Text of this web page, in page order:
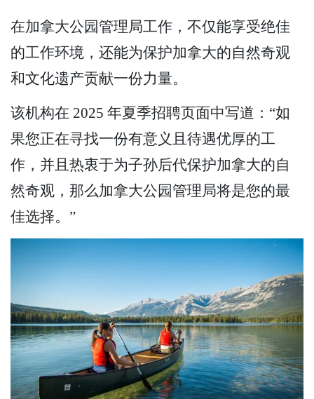
在加拿大公园管理局工作，不仅能享受绝佳
的工作环境，还能为保护加拿大的自然奇观
和文化遗产贡献一份力量。
该机构在 2025 年夏季招聘页面中写道：“如
果您正在寻找一份有意义且待遇优厚的工
作，并且热衷于为子孙后代保护加拿大的自
然奇观，那么加拿大公园管理局将是您的最
佳选择。”